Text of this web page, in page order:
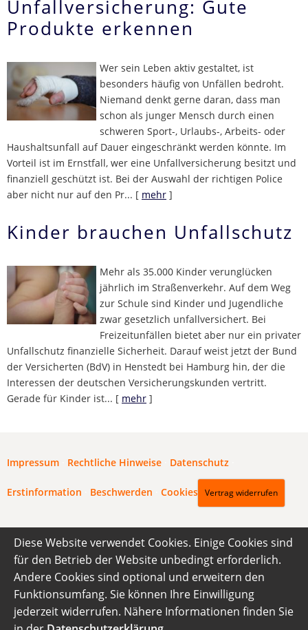
Unfallversicherung: Gute
Produkte erkennen
Wer sein Leben aktiv gestaltet, ist
besonders häufig von Unfällen bedroht.
Niemand denkt gerne daran, dass man
schon als junger Mensch durch einen
schweren Sport-, Urlaubs-, Arbeits- oder
Haushaltsunfall auf Dauer eingeschränkt werden könnte. Im
Vorteil ist im Ernstfall, wer eine Unfallversicherung besitzt und
finanziell geschützt ist. Bei der Auswahl der richtigen Police
aber nicht nur auf den Pr... [ mehr ]
Kinder brauchen Unfallschutz
Mehr als 35.000 Kinder verunglücken
jährlich im Straßenverkehr. Auf dem Weg
zur Schule sind Kinder und Jugendliche
zwar gesetzlich unfallversichert. Bei
Freizeitunfällen bietet aber nur ein privater
Unfallschutz finanzielle Sicherheit. Darauf weist jetzt der Bund
der Versicherten (BdV) in Henstedt bei Hamburg hin, der die
Interessen der deutschen Versicherungskunden vertritt.
Gerade für Kinder ist... [ mehr ]
Impressum Rechtliche Hinweise Datenschutz
Erstinformation Beschwerden Cookies Vertrag widerrufen
Diese Website verwendet Cookies. Einige Cookies sind
für den Betrieb der Website unbedingt erforderlich.
Andere Cookies sind optional und erweitern den
Funktionsumfang. Sie können Ihre Einwilligung
jederzeit widerrufen. Nähere Informationen finden Sie